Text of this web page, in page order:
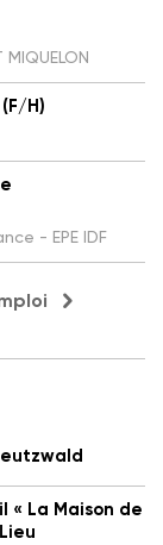
MIQUELON
H)
- EPE IDF
La Maison de